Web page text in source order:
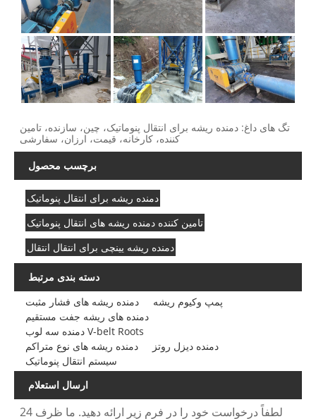
تگ های داغ: دمنده ریشه برای انتقال پنوماتیک، چین، سازنده، تامین
کننده، کارخانه، قیمت، ارزان، سفارشی
برچسب محصول
دمنده ریشه برای انتقال پنوماتیک
تامین کننده دمنده ریشه های انتقال پنوماتیک
دمنده ریشه یینچی برای انتقال انتقال
دسته بندی مرتبط
دمنده ریشه های فشار مثبت
پمپ وکیوم ریشه
دمنده های ریشه جفت مستقیم
دمنده سه لوب V-belt Roots
دمنده ریشه های نوع متراکم
دمنده دیزل روتز
سیستم انتقال پنوماتیک
ارسال استعلام
لطفاً درخواست خود را در فرم زیر ارائه دهید. ما ظرف 24